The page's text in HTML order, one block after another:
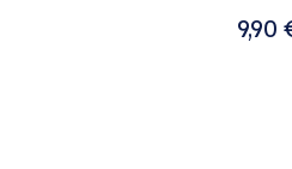
9,90